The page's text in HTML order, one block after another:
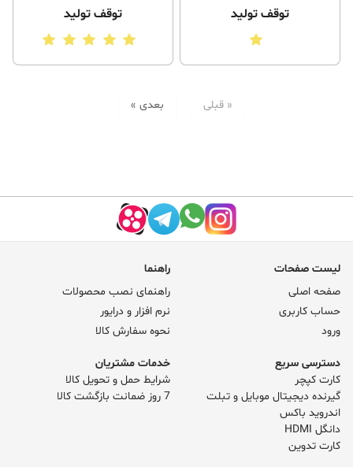
توقف تولید توقف تولید
« قبلی بعدی »
لیست صفحات
صفحه اصلی
حساب کاربری
ورود
راهنما
راهنمای نصب محصولات
نرم افزار و درایور
نحوه سفارش کالا
دسترسی سریع
کارت کپچر
گیرنده دیجیتال موبایل و تبلت
اندروید باکس
دانگل HDMI
کارت تدوین
خدمات مشتریان
شرایط حمل و تحویل کالا
7 روز ضمانت بازگشت کالا